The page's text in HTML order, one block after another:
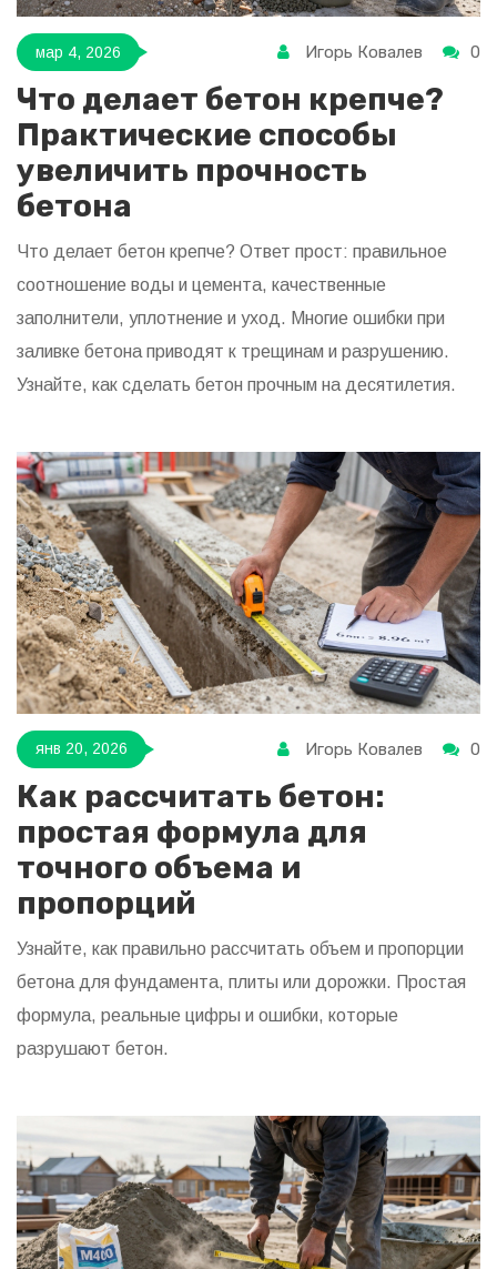
мар 4, 2026 Игорь Ковалев 0
Что делает бетон крепче?
Практические способы
увеличить прочность
бетона
Что делает бетон крепче? Ответ прост: правильное
соотношение воды и цемента, качественные
заполнители, уплотнение и уход. Многие ошибки при
заливке бетона приводят к трещинам и разрушению.
Узнайте, как сделать бетон прочным на десятилетия.
янв 20, 2026 Игорь Ковалев 0
Как рассчитать бетон:
простая формула для
точного объема и
пропорций
Узнайте, как правильно рассчитать объем и пропорции
бетона для фундамента, плиты или дорожки. Простая
формула, реальные цифры и ошибки, которые
разрушают бетон.